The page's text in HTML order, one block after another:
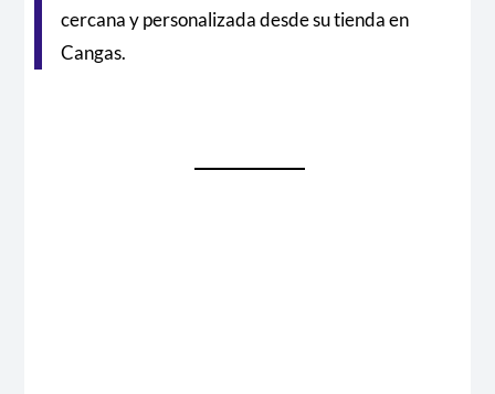
cercana y personalizada desde su tienda en
Cangas.